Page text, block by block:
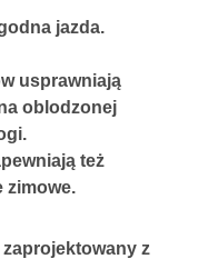
jazda.
usprawniają
oblodzonej
też
zimowe.
z